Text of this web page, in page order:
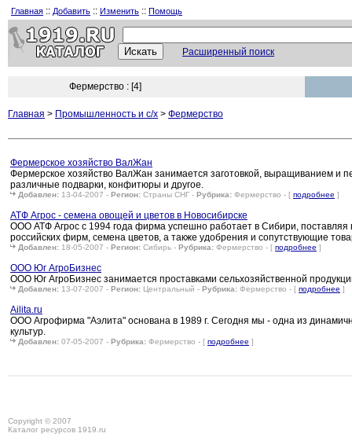
Главная :: Добавить :: Изменить :: Помощь
Расширенный поиск
Фермерство : [4]
Главная > Промышленность и c/х > Фермерство
Фермерское хозяйство ВалЖан
Фермерское хозяйство ВалЖан занимается заготовкой, выращиванием и
различные подварки, конфитюры и другое.
Добавлен: 13-04-2007 - Регион: Страны СНГ - Рубрика: Фермерство - [ подробнее ]
АТФ Агрос - семена овощей и цветов в Новосибирске
ООО АТФ Агрос с 1994 года фирма успешно работает в Сибири,
российских фирм, семена цветов, а также удобрения и сопутствующие
Добавлен: 18-05-2007 - Регион: Сибирь - Рубрика: Фермерство - [ подробнее ]
ООО Юг АгроБизнес
ООО Юг АгроБизнес занимается проставками сельхозяйственной
Добавлен: 13-07-2007 - Регион: Центральный - Рубрика: Фермерство - [ подробнее ]
Ailita.ru
ООО Агрофирма "Аэлита" основана в 1989 г. Сегодня мы - одна из
культур.
Добавлен: 07-05-2007 - Рубрика: Фермерство - [ подробнее ]
Copyright © 2007
Каталог ресурсов 1919.ru